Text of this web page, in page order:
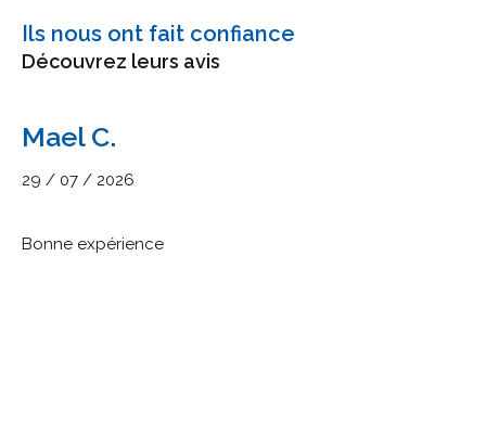
Ils nous ont fait confiance
Découvrez leurs avis
Mael C.
29 / 07 / 2026
Bonne expérience